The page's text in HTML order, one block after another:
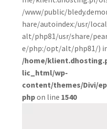
/www/public/
hare/autoindex:/usr/
alt/php81/usr/share/
e/php:/opt/alt/php81/)
/home/
lic_html/wp-
content/themes/Divi/
phpon line 1540